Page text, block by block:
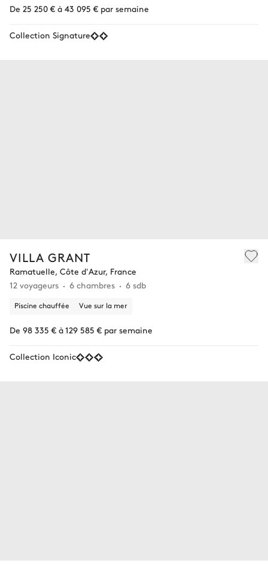
De 25 250 € à 43 095 € par semaine
Collection Signature
VILLA GRANT
Ramatuelle, Côte d'Azur, France
12 voyageurs
6 chambres 6 sdb
Piscine chauffée Vue sur la mer
De 98 335 € à 129 585 € par semaine
Collection Iconic